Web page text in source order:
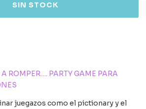
ROMPER…. PARTY GAME PARA
juegazos como el pictionary y el